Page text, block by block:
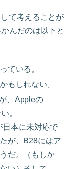
て考えることが
んだのは以下と
ている。
もしれない。
、Appleの
。
日本に未対応で
が、B28にはア
だ。（もしか